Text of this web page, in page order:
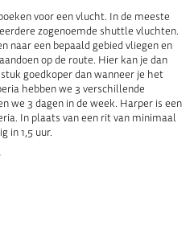
voor een vlucht. In de meeste
zogenoemde shuttle vluchten.
naar een bepaald gebied vliegen en
op de route. Hier kan je dan
goedkoper dan wanneer je het
hebben we 3 verschillende
we 3 dagen in de week. Harper is een
In plaats van een rit van minimaal
in 1,5 uur.